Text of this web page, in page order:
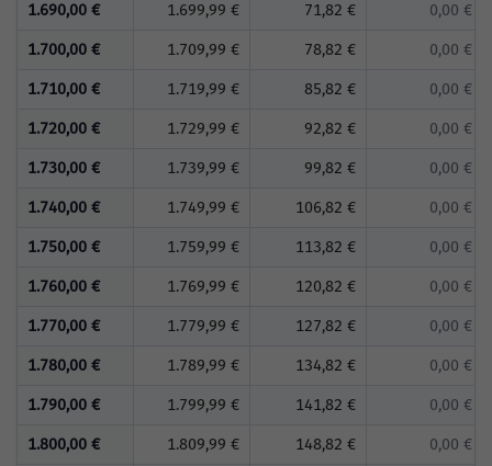
1.690,00 € 1.699,99 € 71,82 € 0,00 €
1.700,00 € 1.709,99 € 78,82 € 0,00 €
1.710,00 € 1.719,99 € 85,82 € 0,00 €
1.720,00 € 1.729,99 € 92,82 € 0,00 €
1.730,00 € 1.739,99 € 99,82 € 0,00 €
1.740,00 € 1.749,99 € 106,82 € 0,00 €
1.750,00 € 1.759,99 € 113,82 € 0,00 €
1.760,00 € 1.769,99 € 120,82 € 0,00 €
1.770,00 € 1.779,99 € 127,82 € 0,00 €
1.780,00 € 1.789,99 € 134,82 € 0,00 €
1.790,00 € 1.799,99 € 141,82 € 0,00 €
1.800,00 € 1.809,99 € 148,82 € 0,00 €